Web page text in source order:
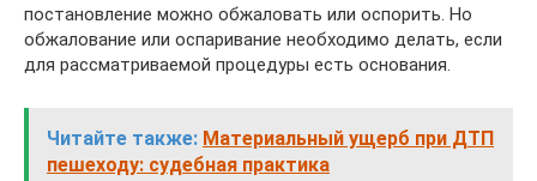
постановление можно обжаловать или оспорить. Но
обжалование или оспаривание необходимо делать, если
для рассматриваемой процедуры есть основания.
Читайте также: Материальный ущерб при ДТП
пешеходу: судебная практика